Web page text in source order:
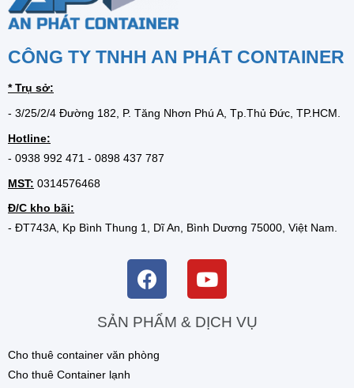
CÔNG TY TNHH AN PHÁT CONTAINER
* Trụ sở:
- 3/25/2/4 Đường 182, P. Tăng Nhơn Phú A, Tp.Thủ Đức, TP.HCM.
Hotline:
- 0938 992 471 - 0898 437 787
MST: 0314576468
Đ/C kho bãi:
- ĐT743A, Kp Bình Thung 1, Dĩ An, Bình Dương 75000, Việt Nam.
SẢN PHẨM & DỊCH VỤ
Cho thuê container văn phòng
Cho thuê Container lạnh